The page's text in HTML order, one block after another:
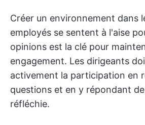
Créer un environnement dans
employés se sentent à l'aise
opinions est la clé pour
engagement. Les dirigeants
activement la participation en
questions et en y répondant
réfléchie.